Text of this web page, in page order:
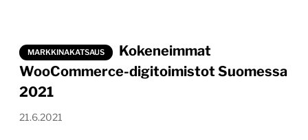
MARKKINAKATSAUS
Kokeneimmat
WooCommerce-digitoimistot Suomessa
2021
21.6.2021